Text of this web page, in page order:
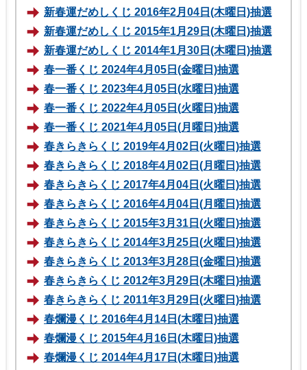
新春運だめしくじ 2016年2月04日(木曜日)抽選
新春運だめしくじ 2015年1月29日(木曜日)抽選
新春運だめしくじ 2014年1月30日(木曜日)抽選
春一番くじ 2024年4月05日(金曜日)抽選
春一番くじ 2023年4月05日(水曜日)抽選
春一番くじ 2022年4月05日(火曜日)抽選
春一番くじ 2021年4月05日(月曜日)抽選
春きらきらくじ 2019年4月02日(火曜日)抽選
春きらきらくじ 2018年4月02日(月曜日)抽選
春きらきらくじ 2017年4月04日(火曜日)抽選
春きらきらくじ 2016年4月04日(月曜日)抽選
春きらきらくじ 2015年3月31日(火曜日)抽選
春きらきらくじ 2014年3月25日(火曜日)抽選
春きらきらくじ 2013年3月28日(金曜日)抽選
春きらきらくじ 2012年3月29日(木曜日)抽選
春きらきらくじ 2011年3月29日(火曜日)抽選
春爛漫くじ 2016年4月14日(木曜日)抽選
春爛漫くじ 2015年4月16日(木曜日)抽選
春爛漫くじ 2014年4月17日(木曜日)抽選